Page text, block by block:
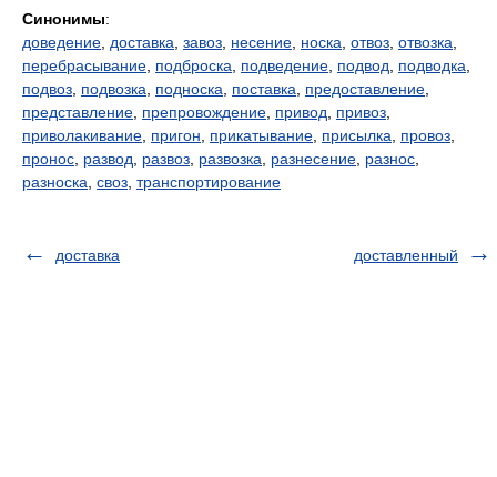
Синонимы:
доведение доставка завоз несение носка отвоз отвозка
перебрасывание подброска подведение подвод подводка
подвоз подвозка подноска поставка предоставление
представление препровождение привод привоз
приволакивание пригон прикатывание присылка провоз
пронос развод развоз развозка разнесение разнос
разноска своз транспортирование
доставка доставленный